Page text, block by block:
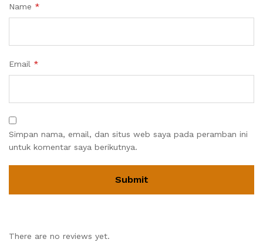
Name *
Email *
Simpan nama, email, dan situs web saya pada peramban ini
untuk komentar saya berikutnya.
There are no reviews yet.